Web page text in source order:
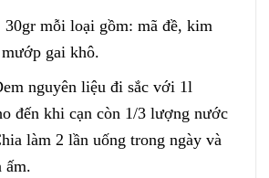
30gr mỗi loại gồm: mã đề, kim
gai khô.
nguyên liệu đi sắc với 1l
đến khi cạn còn 1/3 lượng nước
làm 2 lần uống trong ngày và
ấm.